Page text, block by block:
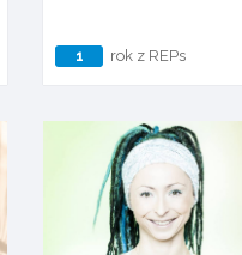
1 rok z REPs